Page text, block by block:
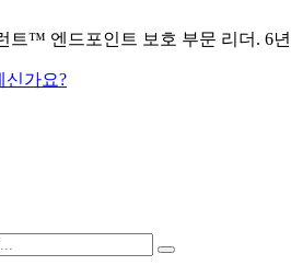
트™ 엔드포인트 보호 부문 리더. 6
신가요?